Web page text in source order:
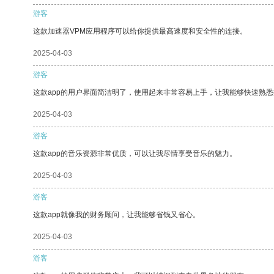
游客
这款加速器VPM应用程序可以给你提供最高速度和安全性的连接。
2025-04-03
游客
这款app的用户界面简洁明了，使用起来非常容易上手，让我能够快速熟
2025-04-03
游客
这款app的音乐资源非常优质，可以让我尽情享受音乐的魅力。
2025-04-03
游客
这款app就像我的财务顾问，让我能够省钱又省心。
2025-04-03
游客